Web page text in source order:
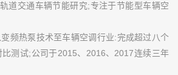
道交通车辆节能研究;专注于节能型车辆空
频热泵技术至车辆空调行业:完成超过八个
测试;公司于2015、2016、2017连续三年